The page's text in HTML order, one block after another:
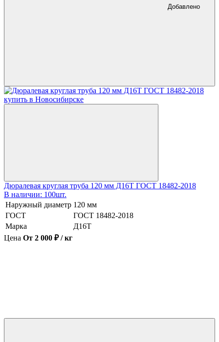
Добавлено
Дюралевая круглая труба 120 мм Д16Т ГОСТ 18482-2018
В наличии: 100шт.
Наружный диаметр 120 мм
ГОСТ
ГОСТ 18482-2018
Марка
Д16Т
Цена От 2 000 ₽ / кг